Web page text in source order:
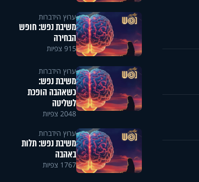
ערוץ הידברות
משיבת נפש: חופש
הבחירה
915 צפיות
ערוץ הידברות
משיבת נפש:
כשאהבה הופכת
לשליטה
2048 צפיות
ערוץ הידברות
משיבת נפש: תלות
באהבה
1767 צפיות